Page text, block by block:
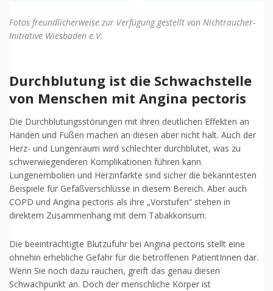
Fotos freundlicherweise zur Verfügung gestellt von Nichtraucher-
Initiative Wiesbaden e.V.
Durchblutung ist die Schwachstelle
von Menschen mit Angina pectoris
Die Durchblutungsstörungen mit ihren deutlichen Effekten an
Händen und Füßen machen an diesen aber nicht halt. Auch der
Herz- und Lungenraum wird schlechter durchblutet, was zu
schwerwiegenderen Komplikationen führen kann.
Lungenembolien und Herzinfarkte sind sicher die bekanntesten
Beispiele für Gefäßverschlüsse in diesem Bereich. Aber auch
COPD und Angina pectoris als ihre „Vorstufen“ stehen in
direktem Zusammenhang mit dem Tabakkonsum.
Die beeinträchtigte Blutzufuhr bei Angina pectoris stellt eine
ohnehin erhebliche Gefahr für die betroffenen PatientInnen dar.
Wenn Sie noch dazu rauchen, greift das genau diesen
Schwachpunkt an. Doch der menschliche Körper ist